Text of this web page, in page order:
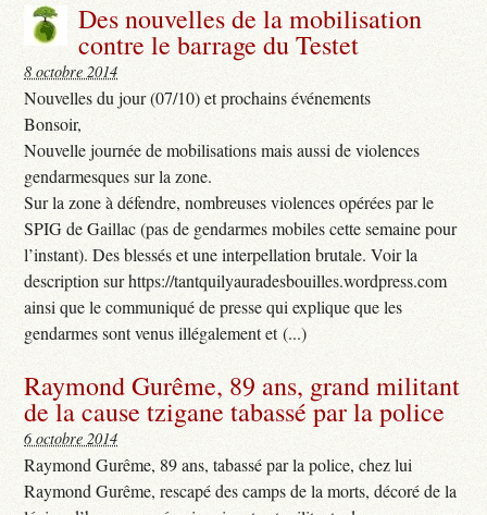
Des nouvelles de la mobilisation
contre le barrage du Testet
8 octobre 2014
Nouvelles du jour (07/10) et prochains événements
Bonsoir,
Nouvelle journée de mobilisations mais aussi de violences
gendarmesques sur la zone.
Sur la zone à défendre, nombreuses violences opérées par le
SPIG de Gaillac (pas de gendarmes mobiles cette semaine pour
l’instant). Des blessés et une interpellation brutale. Voir la
description sur https://tantquilyauradesbouilles.wordpress.com
ainsi que le communiqué de presse qui explique que les
gendarmes sont venus illégalement et (...)
Raymond Gurême, 89 ans, grand militant
de la cause tzigane tabassé par la police
6 octobre 2014
Raymond Gurême, 89 ans, tabassé par la police, chez lui
Raymond Gurême, rescapé des camps de la morts, décoré de la